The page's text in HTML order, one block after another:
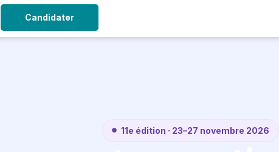
Candidater
11e édition · 23–27 novembre 2026